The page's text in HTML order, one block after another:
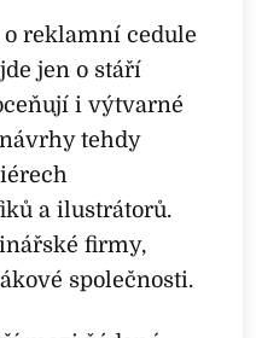
reklamní cedule
jen o stáří
i výtvarné
tehdy
a ilustrátorů.
firmy,
společnosti.